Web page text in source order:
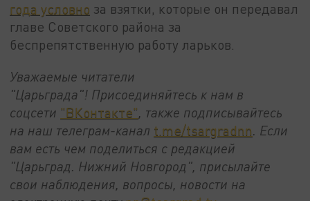
года условно за взятки, которые он передавал
главе Советского района за
беспрепятственную работу ларьков.
Уважаемые читатели
"Царьграда"! Присоединяйтесь к нам в
соцсети "ВКонтакте", также подписывайтесь
на наш телеграм-канал t.me/tsargradnn. Если
вам есть чем поделиться с редакцией
"Царьград. Нижний Новгород", присылайте
свои наблюдения, вопросы, новости на